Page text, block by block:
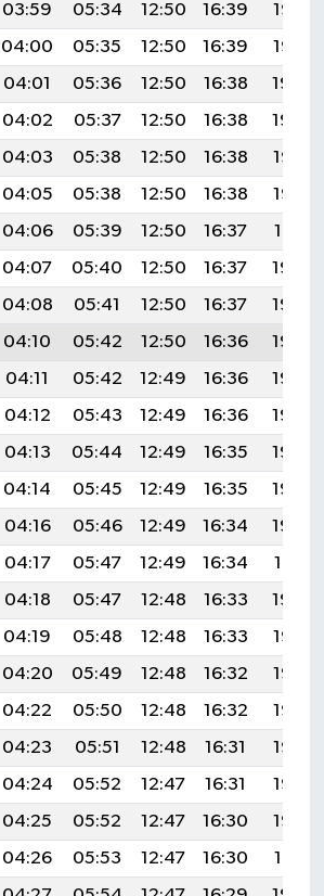
03:59 05:34 12:50 16:39
19:56
04:00 05:35 12:50 16:39
19:55
04:01 05:36 12:50 16:38
19:54
04:02 05:37 12:50 16:38
19:54
04:03 05:38 12:50 16:38
19:53
04:05 05:38 12:50 16:38
19:52
04:06 05:39 12:50 16:37
19:51
04:07 05:40 12:50 16:37
19:50
04:08 05:41 12:50 16:37
19:49
04:10 05:42 12:50 16:36
19:48
04:11 05:42 12:49 16:36
19:46
04:12 05:43 12:49 16:36
19:45
04:13 05:44 12:49 16:35
19:44
04:14 05:45 12:49 16:35
19:43
04:16 05:46 12:49 16:34
19:42
04:17 05:47 12:49 16:34
19:41
04:18 05:47 12:48 16:33
19:40
04:19 05:48 12:48 16:33
19:38
04:20 05:49 12:48 16:32
19:37
04:22 05:50 12:48 16:32
19:36
04:23 05:51 12:48 16:31
19:35
04:24 05:52 12:47 16:31
19:33
04:25 05:52 12:47 16:30
19:32
04:26 05:53 12:47 16:30
19:31